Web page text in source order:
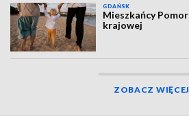
GDAŃSK
Mieszkańcy
krajowej
ZOBACZ WIĘCEJ